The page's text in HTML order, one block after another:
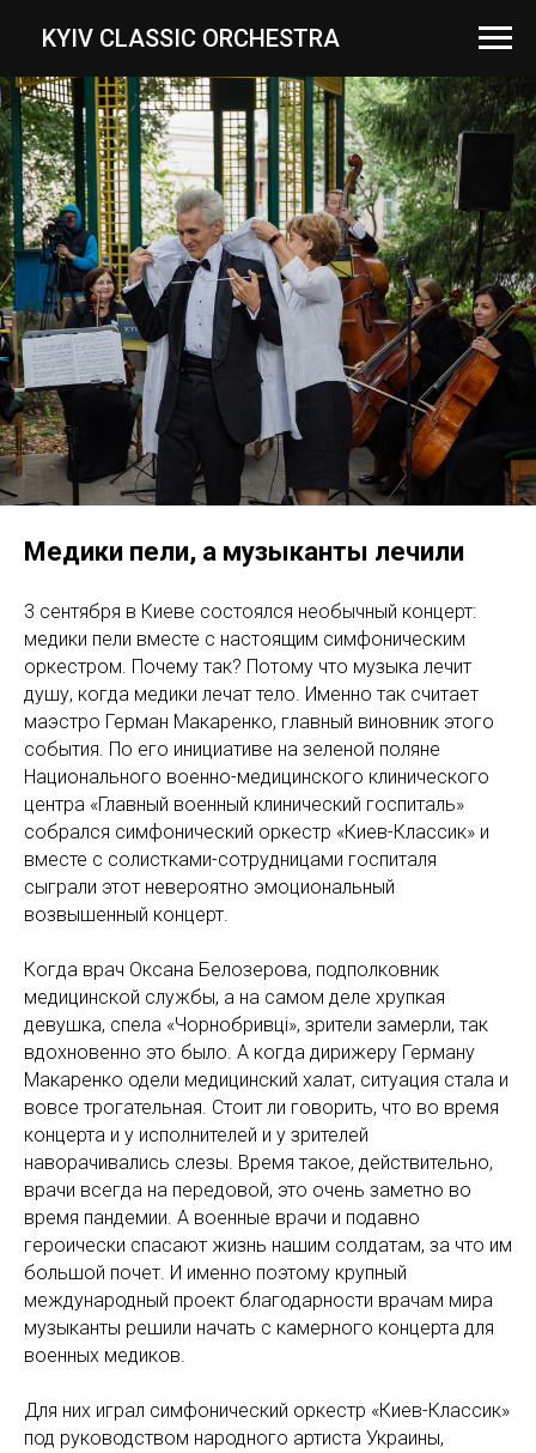
KYIV CLASSIC ORCHESTRA
Медики пели, а музыканты лечили
3 сентября в Киеве состоялся необычный концерт:
медики пели вместе с настоящим симфоническим
оркестром. Почему так? Потому что музыка лечит
душу, когда медики лечат тело. Именно так считает
маэстро Герман Макаренко, главный виновник этого
события. По его инициативе на зеленой поляне
Национального военно-медицинского клинического
центра «Главный военный клинический госпиталь»
собрался симфонический оркестр «Киев-Классик» и
вместе с солистками-сотрудницами госпиталя
сыграли этот невероятно эмоциональный
возвышенный концерт.
Когда врач Оксана Белозерова, подполковник
медицинской службы, а на самом деле хрупкая
девушка, спела «Чорнобривці», зрители замерли, так
вдохновенно это было. А когда дирижеру Герману
Макаренко одели медицинский халат, ситуация стала и
вовсе трогательная. Стоит ли говорить, что во время
концерта и у исполнителей и у зрителей
наворачивались слезы. Время такое, действительно,
врачи всегда на передовой, это очень заметно во
время пандемии. А военные врачи и подавно
героически спасают жизнь нашим солдатам, за что им
большой почет. И именно поэтому крупный
международный проект благодарности врачам мира
музыканты решили начать с камерного концерта для
военных медиков.
Для них играл симфонический оркестр «Киев-Классик»
под руководством народного артиста Украины,